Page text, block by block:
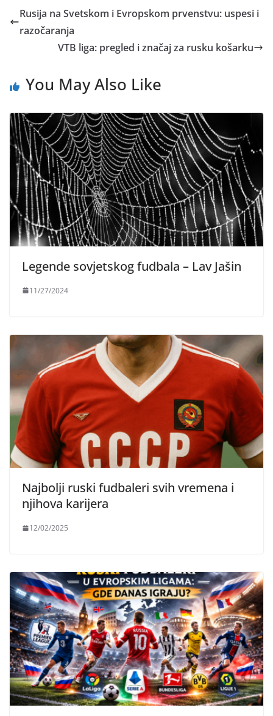
Rusija na Svetskom i Evropskom prvenstvu: uspesi i
razočaranja
VTB liga: pregled i značaj za rusku košarku
You May Also Like
Legende sovjetskog fudbala – Lav Jašin
11/27/2024
Najbolji ruski fudbaleri svih vremena i
njihova karijera
12/02/2025